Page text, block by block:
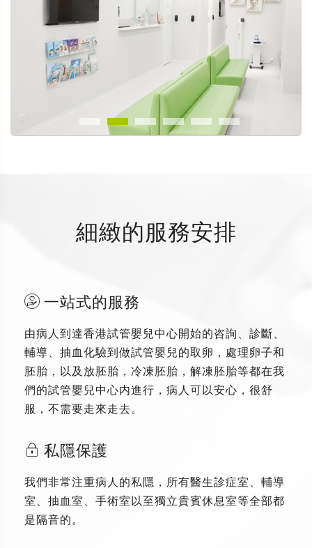
細緻的服務安排
一站式的服務
由病人到達香港試管嬰兒中心開始的咨詢、診斷、
輔導、抽血化驗到做試管嬰兒的取卵，處理卵子和
胚胎，以及放胚胎，冷凍胚胎，解凍胚胎等都在我
們的試管嬰兒中心内進行，病人可以安心，很舒
服，不需要走來走去。
私隱保護
我們非常注重病人的私隱，所有醫生診症室、輔導
室、抽血室、手術室以至獨立貴賓休息室等全部都
是隔音的。